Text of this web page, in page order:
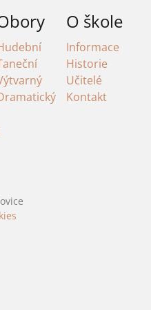
O škole
Informace
Historie
Učitelé
Kontakt